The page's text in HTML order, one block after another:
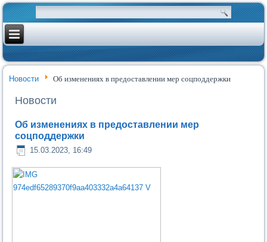
Новости Об изменениях в предоставлении мер соцподдержки
Новости
Об изменениях в предоставлении мер
соцподдержки
15.03.2023, 16:49